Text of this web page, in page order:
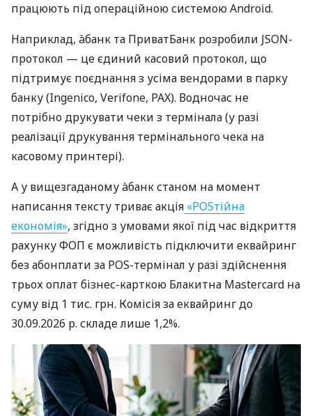
працюють під операційною системою Android.
Наприклад, àбанк та ПриватБанк розробили JSON-
протокол — це єдиний касовий протокол, що
підтримує поєднання з усіма вендорами в парку
банку (Ingenico, Verifone, PAX). Водночас не
потрібно друкувати чеки з термінала (у разі
реалізації друкування термінального чека на
касовому принтері).
А у вищезгаданому àбанк станом на момент
написання тексту триває акція «POSтійна
економія», згідно з умовами якої під час відкриття
рахунку ФОП є можливість підключити еквайринг
без абонплати за POS-термінал у разі здійснення
трьох оплат бізнес-карткою Блакитна Mastercard на
суму від 1 тис. грн. Комісія за еквайринг до
30.09.2026 р. складе лише 1,2%.